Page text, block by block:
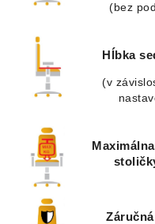
(bez
Hĺbka
(v